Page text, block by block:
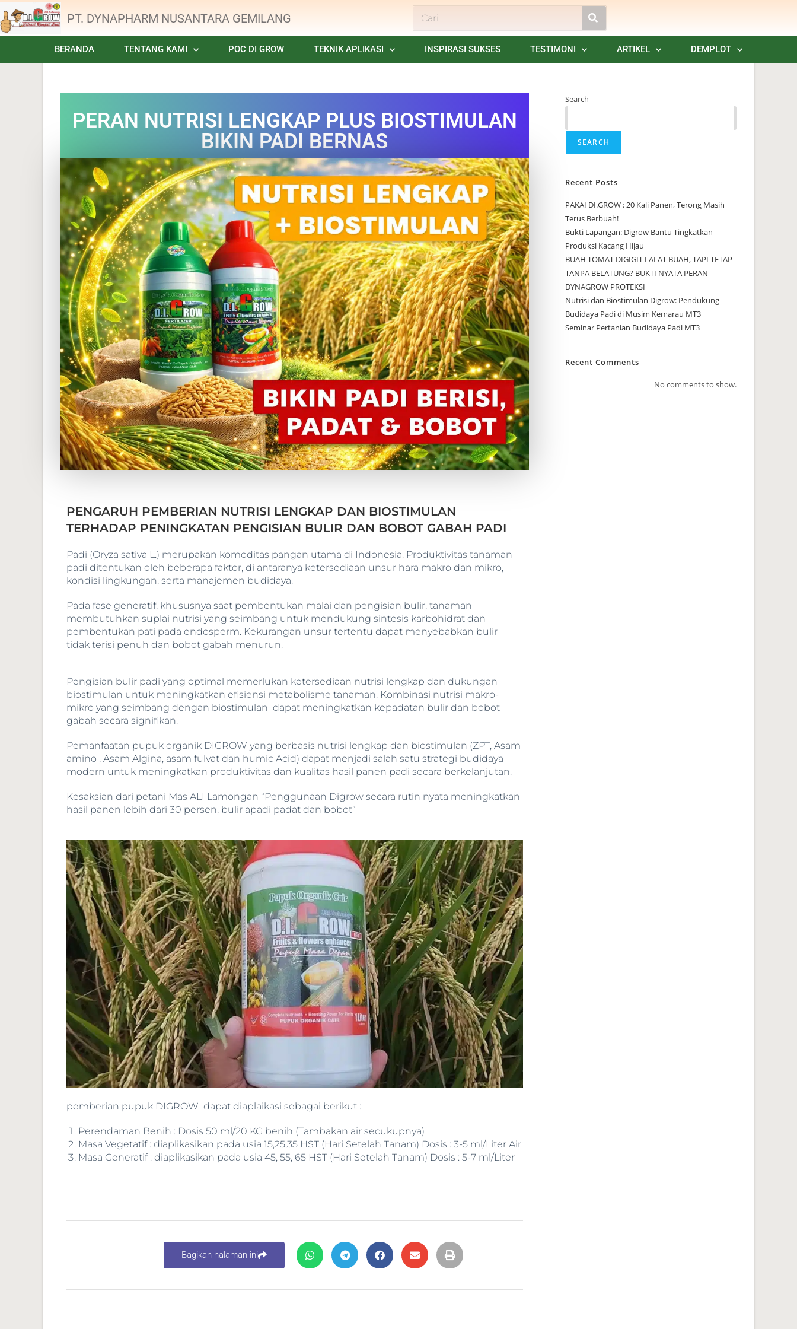
PT. DYNAPHARM NUSANTARA GEMILANG
BERANDA TENTANG KAMI POC DI GROW TEKNIK APLIKASI INSPIRASI SUKSES TESTIMONI ARTIKEL DEMPLOT
PERAN NUTRISI LENGKAP PLUS BIOSTIMULAN
BIKIN PADI BERNAS
PENGARUH PEMBERIAN NUTRISI LENGKAP DAN BIOSTIMULAN
TERHADAP PENINGKATAN PENGISIAN BULIR DAN BOBOT GABAH PADI
Padi (Oryza sativa L.) merupakan komoditas pangan utama di Indonesia. Produktivitas tanaman
padi ditentukan oleh beberapa faktor, di antaranya ketersediaan unsur hara makro dan mikro,
kondisi lingkungan, serta manajemen budidaya.
Pada fase generatif, khususnya saat pembentukan malai dan pengisian bulir, tanaman
membutuhkan suplai nutrisi yang seimbang untuk mendukung sintesis karbohidrat dan
pembentukan pati pada endosperm. Kekurangan unsur tertentu dapat menyebabkan bulir
tidak terisi penuh dan bobot gabah menurun.
Pengisian bulir padi yang optimal memerlukan ketersediaan nutrisi lengkap dan dukungan
biostimulan untuk meningkatkan efisiensi metabolisme tanaman. Kombinasi nutrisi makro-
mikro yang seimbang dengan biostimulan dapat meningkatkan kepadatan bulir dan bobot
gabah secara signifikan.
Pemanfaatan pupuk organik DIGROW yang berbasis nutrisi lengkap dan biostimulan (ZPT, Asam
amino , Asam Algina, asam fulvat dan humic Acid) dapat menjadi salah satu strategi budidaya
modern untuk meningkatkan produktivitas dan kualitas hasil panen padi secara berkelanjutan.
Kesaksian dari petani Mas ALI Lamongan “Penggunaan Digrow secara rutin nyata meningkatkan
hasil panen lebih dari 30 persen, bulir apadi padat dan bobot”
pemberian pupuk DIGROW dapat diaplaikasi sebagai berikut :
Perendaman Benih : Dosis 50 ml/20 KG benih (Tambakan air secukupnya)
Masa Vegetatif : diaplikasikan pada usia 15,25,35 HST (Hari Setelah Tanam) Dosis : 3-5 ml/Liter Air
Masa Generatif : diaplikasikan pada usia 45, 55, 65 HST (Hari Setelah Tanam) Dosis : 5-7 ml/Liter
Bagikan halaman ini
Search
SEARCH
Recent Posts
PAKAI DI.GROW : 20 Kali Panen, Terong Masih
Terus Berbuah!
Bukti Lapangan: Digrow Bantu Tingkatkan
Produksi Kacang Hijau
BUAH TOMAT DIGIGIT LALAT BUAH, TAPI TETAP
TANPA BELATUNG? BUKTI NYATA PERAN
DYNAGROW PROTEKSI
Nutrisi dan Biostimulan Digrow: Pendukung
Budidaya Padi di Musim Kemarau MT3
Seminar Pertanian Budidaya Padi MT3
Recent Comments
No comments to show.